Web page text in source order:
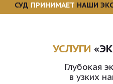
СУД ПРИНИМАЕТ НАШИ
УСЛУГИ
Глубокая
в узких